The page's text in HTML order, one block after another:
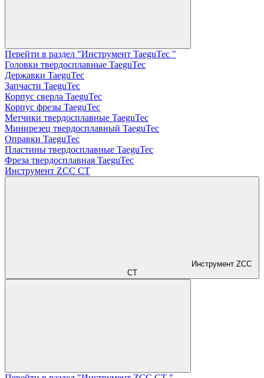
Перейти в раздел "Инструмент TaeguTec "
Головки твердосплавные TaeguTec
Державки TaeguTec
Запчасти TaeguTec
Корпус сверла TaeguTec
Корпус фрезы TaeguTec
Метчики твердосплавные TaeguTec
Минирезец твердосплавный TaeguTec
Оправки TaeguTec
Пластины твердосплавные TaeguTec
Фреза твердосплавная TaeguTec
Инструмент ZCС CT
Инструмент ZCС
CT